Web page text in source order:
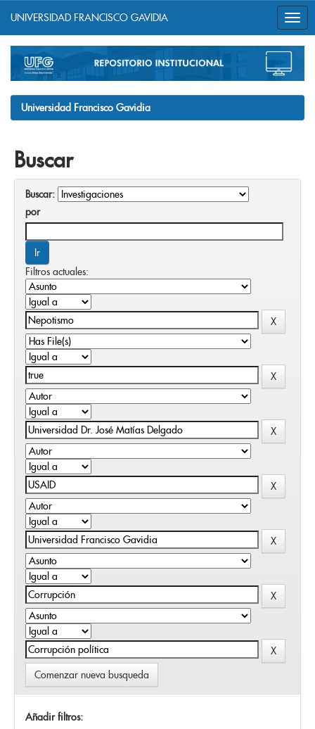
navigation
UNIVERSIDAD FRANCISCO GAVIDIA
Universidad Francisco Gavidia
Buscar
Buscar:
por
Filtros actuales:
Comenzar nueva busqueda
Añadir filtros: